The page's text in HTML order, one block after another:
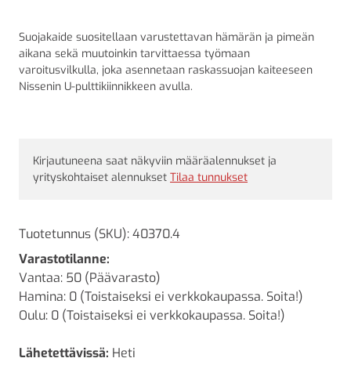
Suojakaide suositellaan varustettavan hämärän ja pimeän
aikana sekä muutoinkin tarvittaessa työmaan
varoitusvilkulla, joka asennetaan raskassuojan kaiteeseen
Nissenin U-pulttikiinnikkeen avulla.
Kirjautuneena saat näkyviin määräalennukset ja
yrityskohtaiset alennukset Tilaa tunnukset
Tuotetunnus (SKU):40370.4
Varastotilanne:
Vantaa: 50 (Päävarasto)
Hamina: 0 (Toistaiseksi ei verkkokaupassa. Soita!)
Oulu: 0 (Toistaiseksi ei verkkokaupassa. Soita!)
Lähetettävissä: Heti